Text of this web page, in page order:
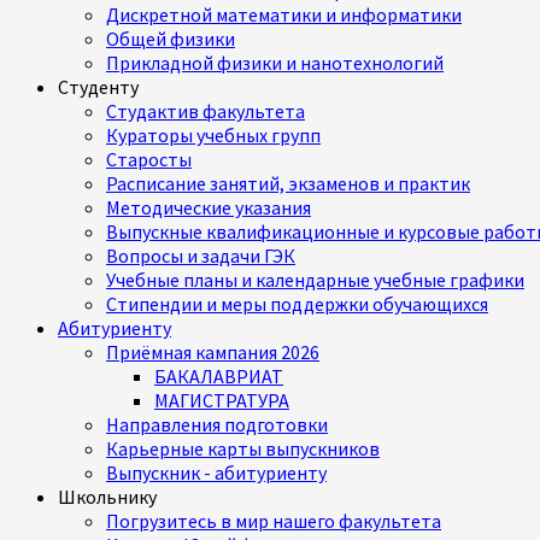
Дискретной математики и информатики
Общей физики
Прикладной физики и нанотехнологий
Студенту
Студактив факультета
Кураторы учебных групп
Старосты
Расписание занятий, экзаменов и практик
Методические указания
Выпускные квалификационные и курсовые
Вопросы и задачи ГЭК
Учебные планы и календарные учебные графики
Стипендии и меры поддержки обучающихся
Абитуриенту
Приёмная кампания 2026
БАКАЛАВРИАТ
МАГИСТРАТУРА
Направления подготовки
Карьерные карты выпускников
Выпускник - абитуриенту
Школьнику
Погрузитесь в мир нашего факультета